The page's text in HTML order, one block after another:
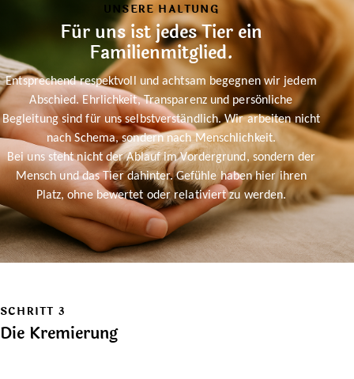
UNSERE HALTUNG
Für uns ist jedes Tier ein
Familienmitglied.
Entsprechend respektvoll und achtsam begegnen wir jedem
Abschied. Ehrlichkeit, Transparenz und persönliche
Begleitung sind für uns selbstverständlich. Wir arbeiten nicht
nach Schema, sondern nach Menschlichkeit.
Bei uns steht nicht der Ablauf im Vordergrund, sondern der
Mensch und das Tier dahinter. Gefühle haben hier ihren
Platz, ohne bewertet oder relativiert zu werden.
SCHRITT 3
Die Kremierung